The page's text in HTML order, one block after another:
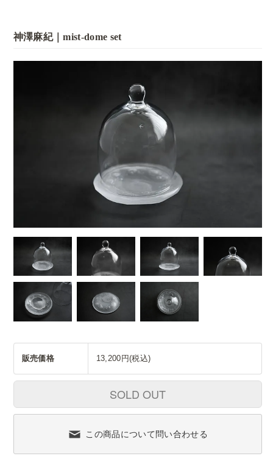
神澤麻紀｜mist-dome set
販売価格 13,200円(税込)
SOLD OUT
この商品について問い合わせる